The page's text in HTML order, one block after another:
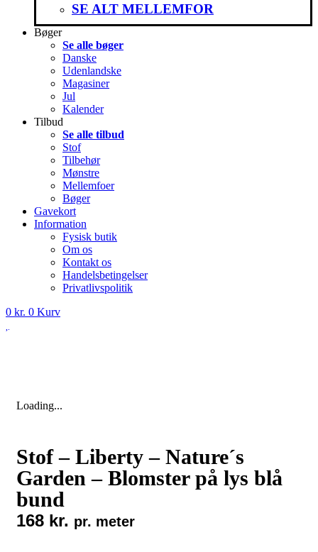
SE ALT MELLEMFOR
Bøger
Se alle bøger
Danske
Udenlandske
Magasiner
Jul
Kalender
Tilbud
Se alle tilbud
Stof
Tilbehør
Mønstre
Mellemfoer
Bøger
Gavekort
Information
Fysisk butik
Om os
Kontakt os
Handelsbetingelser
Privatlivspolitik
0 kr. 0 Kurv
Loading...
Stof – Liberty – Nature´s
Garden – Blomster på lys blå
bund
168 kr. pr. meter